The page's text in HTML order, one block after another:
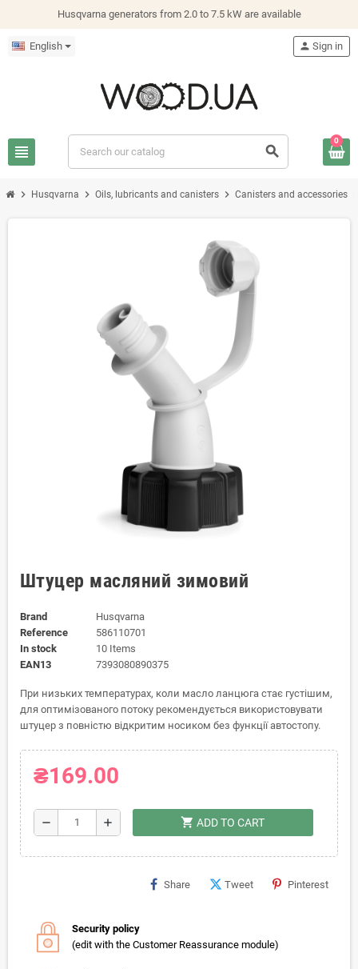
Husqvarna generators from 2.0 to 7.5 kW are available
English
view_headline search
person Sign in
0
chevron_right Husqvarna chevron_right Oils, lubricants and canisters chevron_right Canisters and accessories
Штуцер масляний зимовий
Brand
Husqvarna
Reference
586110701
In stock
10 Items
EAN13
7393080890375
При низьких температурах, коли масло ланцюга стає густішим,
для оптимізованого потоку рекомендується використовувати
штуцер з повністю відкритим носиком без функції автостопу.
₴169.00
remove add shopping_cart ADD TO CART
Share Tweet Pinterest
Security policy
(edit with the Customer Reassurance module)